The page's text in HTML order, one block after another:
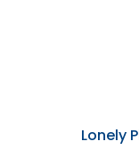
Lonely